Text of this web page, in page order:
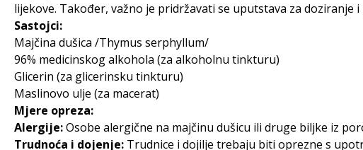
lijekove. Također, važno je pridržavati se uputstava za
Sastojci:
Majčina dušica /Thymus serphyllum/
96% medicinskog alkohola (za alkoholnu tinkturu)
Glicerin (za glicerinsku tinkturu)
Maslinovo ulje (za macerat)
Mjere opreza:
Alergije:Osobe alergične na majčinu dušicu ili druge biljke iz
Trudnoća i dojenje: Trudnice i dojilje trebaju biti oprezne s